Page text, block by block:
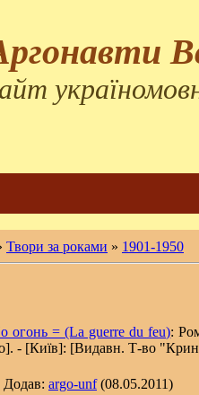
Твори за роками » 1901-1950
огонь = (La guerre du feu):
- [Київ]: [Видавн. Т-во
Додав: argo-unf(08.05.2011)